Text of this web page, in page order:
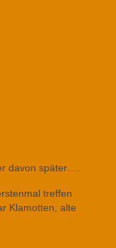
davon später….
treffen
Klamotten, alte